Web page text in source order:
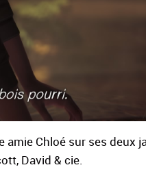
Chloé sur ses deux
David & cie.